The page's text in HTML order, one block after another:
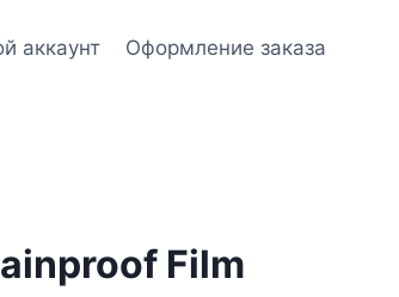
аккаунт Оформление заказа
Film